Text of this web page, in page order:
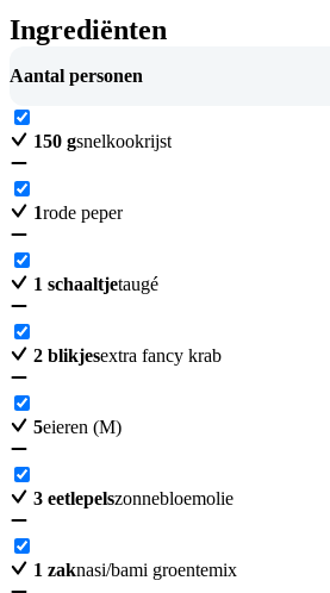
Ingrediënten
Aantal personen
150 gsnelkookrijst
1rode peper
1 schaaltjetaugé
2 blikjesextra fancy krab
5eieren (M)
3 eetlepelszonnebloemolie
1 zaknasi/bami groentemix